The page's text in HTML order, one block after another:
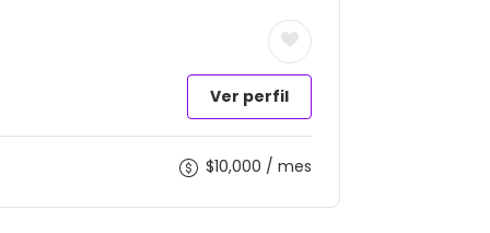
Ver perfil
$10,000 / mes